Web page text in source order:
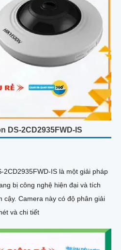
DS-2CD2935FWD-IS
2CD2935FWD-IS là một giải pháp
bị công nghệ hiện đại và tích
giải
và chi tiết